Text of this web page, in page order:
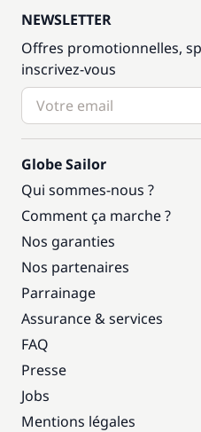
NEWSLETTER
Offres promotionnelles,
inscrivez-vous
Globe Sailor
Qui sommes-nous ?
Comment ça marche ?
Nos garanties
Nos partenaires
Parrainage
Assurance & services
FAQ
Presse
Jobs
Mentions légales